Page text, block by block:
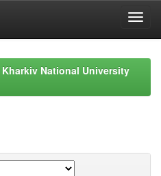
National University